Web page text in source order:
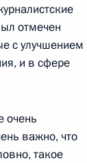
отмечен
с улучшением
и в сфере
очень
важно, что
такое